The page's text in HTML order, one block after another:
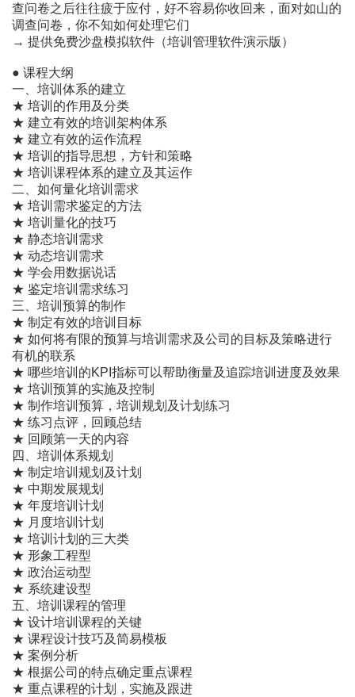
查问卷之后往往疲于应付，好不容易你收回来，面对如山的
调查问卷，你不知如何处理它们
→ 提供免费沙盘模拟软件（培训管理软件演示版）
● 课程大纲
一、培训体系的建立
★ 培训的作用及分类
★ 建立有效的培训架构体系
★ 建立有效的运作流程
★ 培训的指导思想，方针和策略
★ 培训课程体系的建立及其运作
二、如何量化培训需求
★ 培训需求鉴定的方法
★ 培训量化的技巧
★ 静态培训需求
★ 动态培训需求
★ 学会用数据说话
★ 鉴定培训需求练习
三、培训预算的制作
★ 制定有效的培训目标
★ 如何将有限的预算与培训需求及公司的目标及策略进行
有机的联系
★ 哪些培训的KPI指标可以帮助衡量及追踪培训进度及效果
★ 培训预算的实施及控制
★ 制作培训预算，培训规划及计划练习
★ 练习点评，回顾总结
★ 回顾第一天的内容
四、培训体系规划
★ 制定培训规划及计划
★ 中期发展规划
★ 年度培训计划
★ 月度培训计划
★ 培训计划的三大类
★ 形象工程型
★ 政治运动型
★ 系统建设型
五、培训课程的管理
★ 设计培训课程的关键
★ 课程设计技巧及简易模板
★ 案例分析
★ 根据公司的特点确定重点课程
★ 重点课程的计划，实施及跟进